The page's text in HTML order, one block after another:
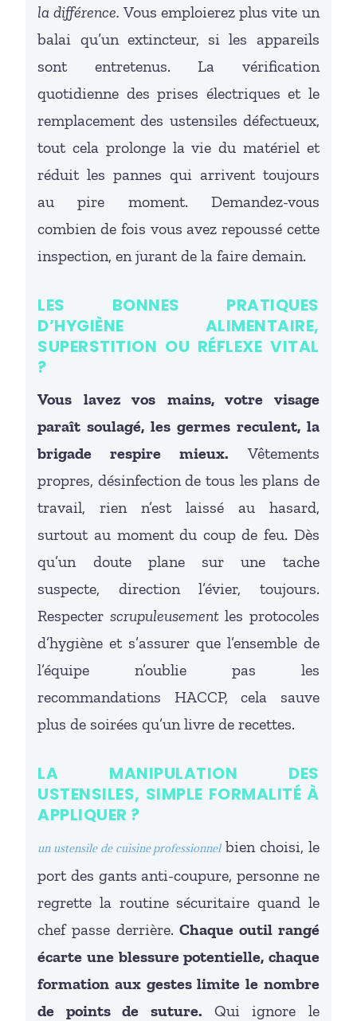
la différence. Vous emploierez plus vite un
balai qu’un extincteur, si les appareils
sont entretenus. La vérification
quotidienne des prises électriques et le
remplacement des ustensiles défectueux,
tout cela prolonge la vie du matériel et
réduit les pannes qui arrivent toujours
au pire moment. Demandez-vous
combien de fois vous avez repoussé cette
inspection, en jurant de la faire demain.
LES BONNES PRATIQUES
D’HYGIÈNE ALIMENTAIRE,
SUPERSTITION OU RÉFLEXE VITAL
?
Vous lavez vos mains, votre visage
paraît soulagé, les germes reculent, la
brigade respire mieux. Vêtements
propres, désinfection de tous les plans de
travail, rien n’est laissé au hasard,
surtout au moment du coup de feu. Dès
qu’un doute plane sur une tache
suspecte, direction l’évier, toujours.
Respecter scrupuleusementles protocoles
d’hygiène et s’assurer que l’ensemble de
l’équipe n’oublie pas les
recommandations HACCP, cela sauve
plus de soirées qu’un livre de recettes.
LA MANIPULATION DES
USTENSILES, SIMPLE FORMALITÉ À
APPLIQUER ?
un ustensile de cuisine professionnelbien choisi, le
port des gants anti-coupure, personne ne
regrette la routine sécuritaire quand le
chef passe derrière.Chaque outil rangé
écarte une blessure potentielle, chaque
formation aux gestes limite le nombre
de points de suture. Qui ignore le